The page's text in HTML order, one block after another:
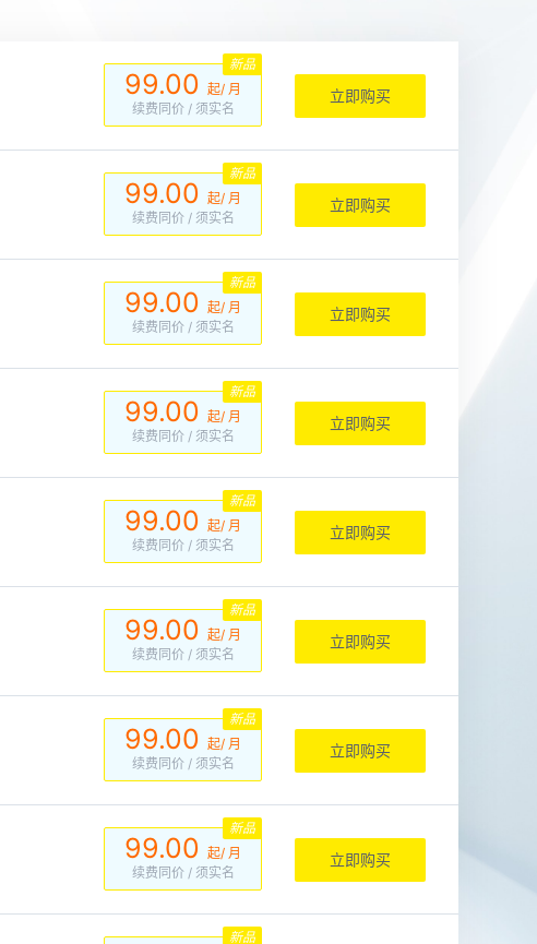
99.00
起/ 月
续费同价/ 须实名
新品
立即购买
99.00
起/ 月
续费同价/ 须实名
新品
立即购买
99.00
起/ 月
续费同价/ 须实名
新品
立即购买
99.00
起/ 月
续费同价/ 须实名
新品
立即购买
99.00
起/ 月
续费同价/ 须实名
新品
立即购买
99.00
起/ 月
续费同价/ 须实名
新品
立即购买
99.00
起/ 月
续费同价/ 须实名
新品
立即购买
99.00
起/ 月
续费同价/ 须实名
新品
立即购买
新品